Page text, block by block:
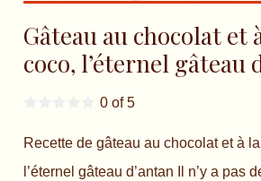
Gâteau au chocolat et
coco, l’éternel gâteau
0 of 5
Recette de gâteau au chocolat et à
l’éternel gâteau d’antan Il n’y a pas